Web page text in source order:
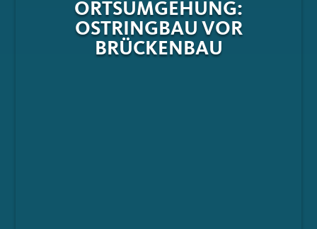
ORTSUMGEHUNG:
OSTRINGBAU VOR
BRÜCKENBAU